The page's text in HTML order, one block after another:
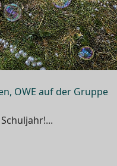
OWE auf der Gruppe